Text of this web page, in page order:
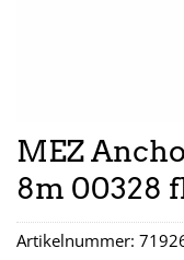
MEZ
8m 00328
Artikelnummer: